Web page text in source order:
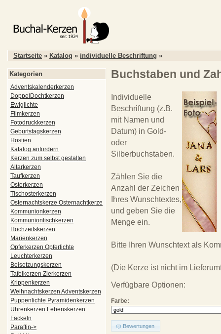
Startseite » Katalog » individuelle Beschriftung »
Buchstaben und
Individuelle
Beschriftung (z.B.
mit Namen und
Datum) in Gold-
oder
Silberbuchstaben.
Zählen Sie die
Anzahl der Zeichen
Ihres Wunschtextes,
und geben Sie die
Menge ein.
Bitte Ihren Wunschtext als
(Die Kerze ist nicht im
Verfügbare Optionen:
Farbe:
Bewertungen
Kategorien
Adventskalenderkerzen
DoppelDochtkerzen
Ewiglichte
Filmkerzen
Fotodruckkerzen
Geburtstagskerzen
Hostien
Katalog anfordern
Kerzen zum selbst gestalten
Altarkerzen
Taufkerzen
Osterkerzen
Tischosterkerzen
Osternachtskerze Osternachtkerze
Kommunionkerzen
Kommuniontischkerzen
Hochzeitskerzen
Marienkerzen
Opferkerzen Opferlichte
Leuchterkerzen
Beisetzungskerzen
Tafelkerzen Zierkerzen
Krippenkerzen
Weihnachtskerzen Adventskerzen
Puppenlichte Pyramidenkerzen
Uhrenkerzen Lebenskerzen
Fackeln
Paraffin->